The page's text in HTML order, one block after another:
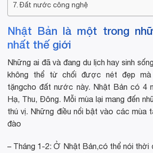
Đất nước công nghệ
Nhật Bản là một trong
nhất thế giới
Những ai đã và đang du lịch hay sinh
không thể từ chối được nét đẹp mà
tặngcho đất nước này. Nhật Bản có 4
Hạ, Thu, Đông. Mỗi mùa lại mang đến
thú vị. Những điều nổi bật vào các mùa
đào
– Tháng 1-2: Ở Nhật Bản,có thể nói thời